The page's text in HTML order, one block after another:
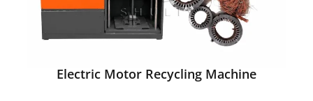
Electric Motor Recycling Machine